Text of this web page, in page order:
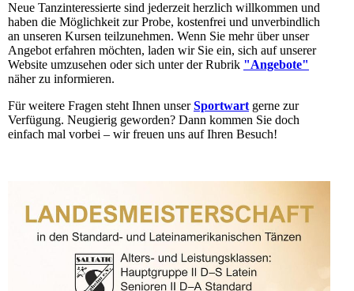
Neue Tanzinteressierte sind jederzeit herzlich willkommen und
haben die Möglichkeit zur Probe, kostenfrei und unverbindlich
an unseren Kursen teilzunehmen. Wenn Sie mehr über unser
Angebot erfahren möchten, laden wir Sie ein, sich auf unserer
Website umzusehen oder sich unter der Rubrik "Angebote"
näher zu informieren.
Für weitere Fragen steht Ihnen unserSportwart gerne zur
Verfügung. Neugierig geworden? Dann kommen Sie doch
einfach mal vorbei – wir freuen uns auf Ihren Besuch!